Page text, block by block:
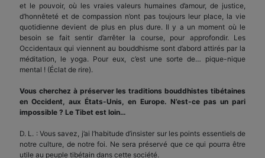
et le pouvoir, où les vraies valeurs humaines d’amour, de justice,
d’honnêteté et de compassion n’ont pas toujours leur place, la vie
quotidienne devient de plus en plus dure. Il y a un moment où le
besoin se fait sentir d’arrêter la course, pour approfondir. Les
Occidentaux qui viennent au bouddhisme sont d’abord attirés par la
méditation, le yoga. Pour eux, c’est une sorte de… pique-nique
mental ! (Éclat de rire).
Vous cherchez à préserver les traditions bouddhistes tibétaines
en Occident, aux États-Unis, en Europe. N’est-ce pas un pari
impossible ? Le Tibet est loin…
D. L. : Vous savez, j’ai l’habitude d’insister sur les points essentiels de
notre culture, de notre foi. Ne sera préservé que ce qui pourra être
utile au peuple tibétain dans cette société.